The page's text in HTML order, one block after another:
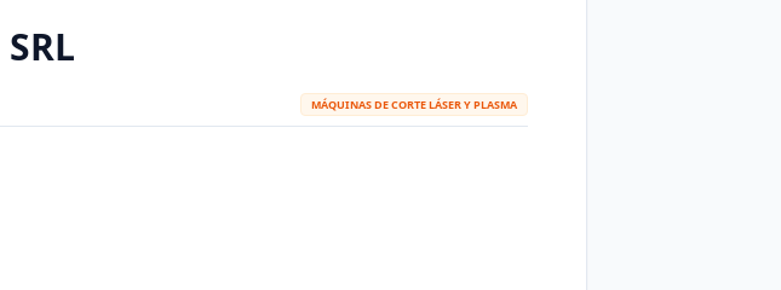
MÁQUINAS DE CORTE LÁSER Y PLASMA